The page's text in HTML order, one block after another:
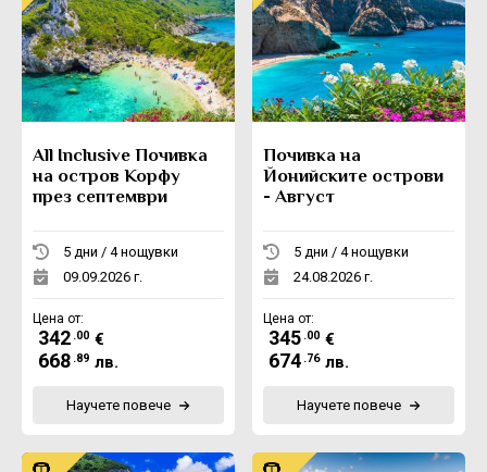
All Inclusive Почивка
на остров Корфу
през септември
5 дни / 4 нощувки
09.09.2026 г.
Цена от:
342 .00 €
668 .89 лв.
Научете повече
Почивка на
Йонийските острови
- Август
5 дни / 4 нощувки
24.08.2026 г.
Цена от:
345 .00 €
674 .76 лв.
Научете повече